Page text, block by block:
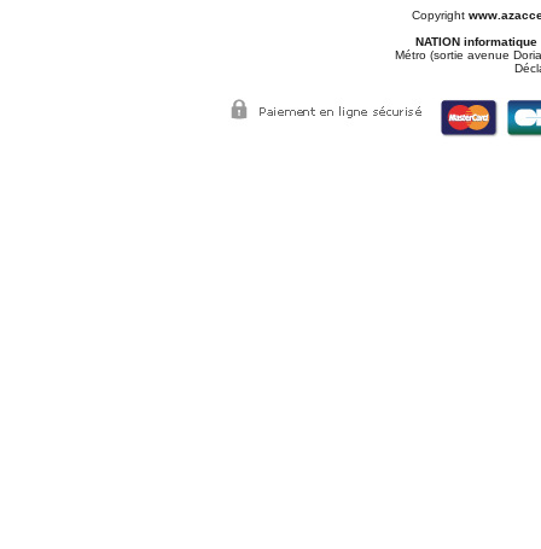
Copyright
NATION informatique
Métro (sortie avenue